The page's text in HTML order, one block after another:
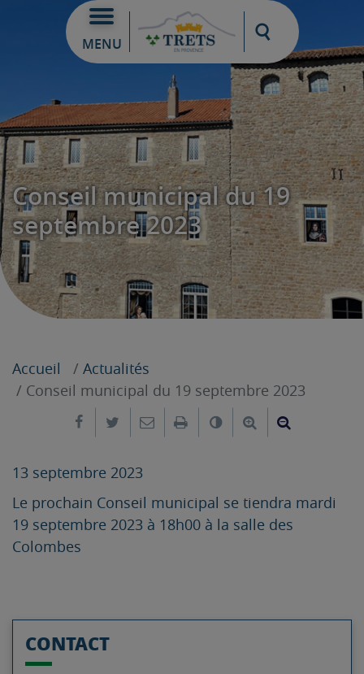
MENU
Moteur de
Conseil municipal du 19
septembre 2023
Accueil
Actualités
Conseil municipal du 19 septembre 2023
Partager sur Facebook
Partager sur Twitter
Envoyer par e-mail
ImprimerChanger leAgrandir le
13 septembre 2023
Le prochain Conseil municipal se tiendra mardi
19 septembre 2023 à 18h00 à la salle des
Colombes
CONTACT